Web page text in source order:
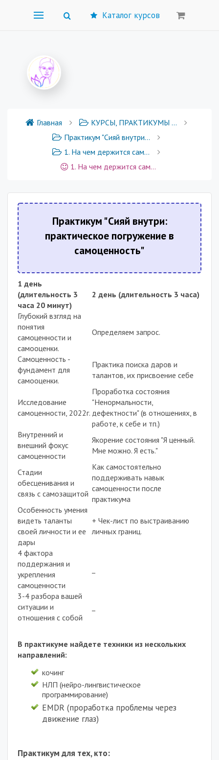
Каталог курсов
Главная
КУРСЫ, ПРАКТИКУМЫ И ГРУППОВЫЕ ПРОГРАММЫ
Практикум "Сияй внутри: практическое погружение в самоценность"
1. На чем держится самоценность
1. На чем держится самоценность
Практикум "Сияй внутри:
практическое погружение в
самоценность"
1 день
(длительность 3
часа 20 минут)
2 день (длительность 3 часа)
Глубокий взгляд на
понятия
самоценности и
самооценки.
Определяем запрос.
Самоценность -
фундамент для
самооценки.
Практика поиска даров и
талантов, их присвоение себе
Исследование
самоценности, 2022г.
Проработка состояния
"Ненормальности,
дефектности" (в отношениях, в
работе, к себе и тп.)
Внутренний и
внешний фокус
самоценности
Якорение состояния "Я ценный.
Мне можно. Я есть."
Стадии
обесценивания и
связь с самозащитой
Как самостоятельно
поддерживать навык
самоценности после
практикума
Особенность умения
видеть таланты
своей личности и ее
дары
+ Чек-лист по выстраиванию
личных границ.
4 фактора
поддержания и
укрепления
самоценности
3-4 разбора вашей
ситуации и
отношения с собой
В практикуме найдете техники из нескольких
направлений:
кочинг
НЛП (нейро-лингвистическое
программирование)
EMDR (проработка проблемы через
движение глаз)
Практикум для тех, кто: